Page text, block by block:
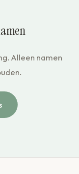
Alleen namen